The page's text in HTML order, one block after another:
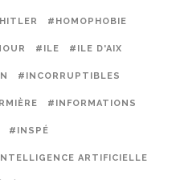
#HOMOPHOBIE
#ILE #ILE D'AIX
#INCORRUPTIBLES
#INFORMATIONS
#INSPÉ
ARTIFICIELLE